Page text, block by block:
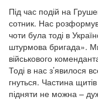
Під час подій на
сотник. Нас
чоти була тоді в
штурмова бригада».
військового
Тоді в нас з’явилося
гнуться. Частина
підняти не можна –